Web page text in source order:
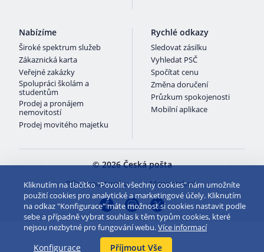
Nabízíme
Široké spektrum služeb
Zákaznická karta
Veřejné zakázky
Spolupráci školám a
studentům
Prodej a pronájem
nemovitostí
Prodej movitého majetku
Rychlé odkazy
Sledovat zásilku
Vyhledat PSČ
Spočítat cenu
Změna doručení
Průzkum spokojenosti
Mobilní aplikace
© 2026 Česká pošta
Přístupnost webu Mapa stránek
Kliknutím na tlačítko "Povolit všechny cookies" nám umožníte
použití cookies pro analytické a marketingové účely. Kliknutím
na odkaz "Konfigurace" máte možnost si cookies nastavit podle
sebe a případně vybrat souhlas k těm typům cookies, které
nejsou nezbytné pro fungování webu.Více informací
Konfigurace Příjmout Vše